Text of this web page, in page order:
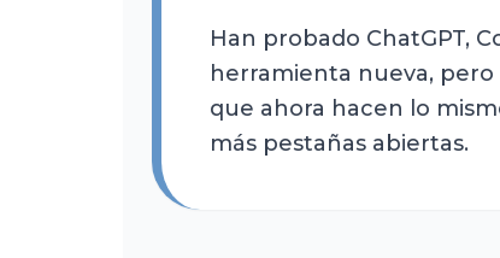
Han probado ChatGPT,
herramienta nueva,
que ahora hacen lo
más pestañas abiertas.